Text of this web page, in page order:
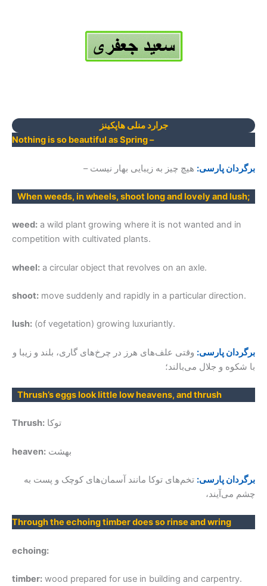
جرارد منلی هاپکینز
Nothing is so beautiful as Spring –
برگردان پارسی: هیچ چیز به زیبایی بهار نیست –
When weeds, in wheels, shoot long and lovely and lush;
weed: a wild plant growing where it is not wanted and in
competition with cultivated plants.
wheel: a circular object that revolves on an axle.
shoot: move suddenly and rapidly in a particular direction.
lush: (of vegetation) growing luxuriantly.
برگردان پارسی: وقتی علف‌های هرز در چرخ‌های گاری، بلند و زیبا و
با شکوه و جلال می‌بالند؛
Thrush’s eggs look little low heavens, and thrush
Thrush: توکا
heaven: بهشت
برگردان پارسی: تخم‌های توکا مانند آسمان‌های کوچک و پست به
چشم می‌آیند،
Through the echoing timber does so rinse and wring
echoing:
timber: wood prepared for use in building and carpentry.